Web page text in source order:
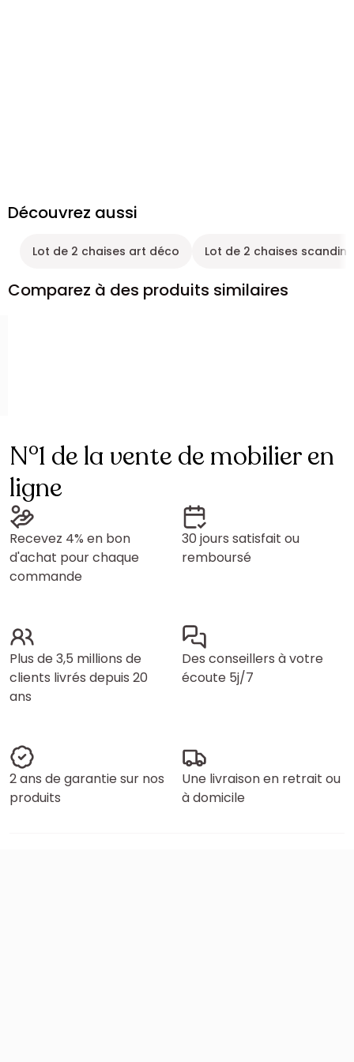
Découvrez aussi
Lot de 2 chaises art déco Lot de 2 chaises
Comparez à des produits similaires
N°1 de la vente de mobilier en
ligne
Recevez 4% en bon
d'achat pour chaque
commande
30 jours satisfait ou
remboursé
Plus de 3,5 millions de
clients livrés depuis 20
ans
Des conseillers à votre
écoute 5j/7
2 ans de garantie sur nos
produits
Une livraison en retrait ou
à domicile